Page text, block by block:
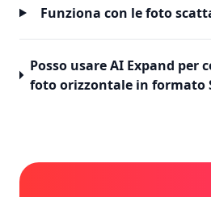
Funziona con le foto
Posso usare AI Expand per
foto orizzontale in formato